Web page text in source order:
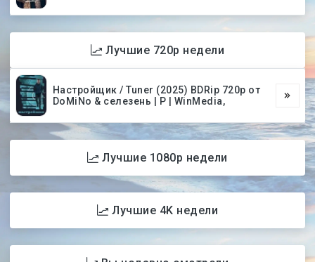
Лучшие 720p недели
Настройщик / Tuner (2025) BDRip 720p от
DoMiNo & селезень | P | WinMedia,
Лучшие 1080p недели
Лучшие 4K недели